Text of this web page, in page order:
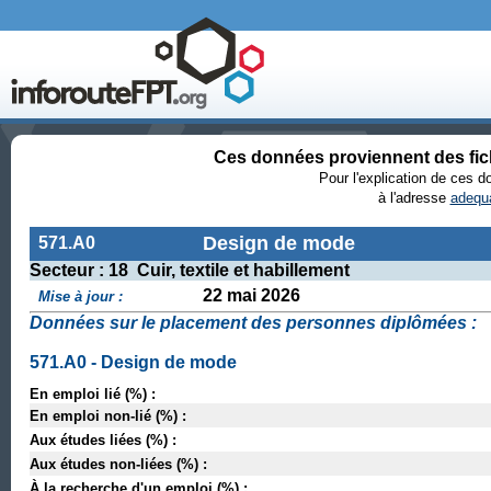
Ces données proviennent des
Pour l'explication de ces
à l'adresse
571.A0 Design de mode
Secteur : 18 Cuir, textile et habillement
Mise à jour :
22 mai 2026
Données sur le placement des personnes diplômées :
571.A0 - Design de mode
En emploi lié (%) :
En emploi non-lié (%) :
Aux études liées (%) :
Aux études non-liées (%) :